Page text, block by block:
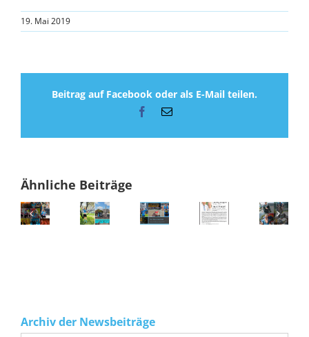
19. Mai 2019
Beitrag auf Facebook oder als E-Mail teilen.
Facebook
E-
Ähnliche Beiträge
Archiv der Newsbeiträge